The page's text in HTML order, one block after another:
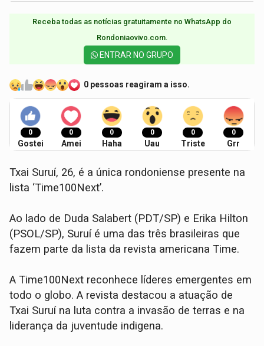
Receba todas as notícias gratuitamente no WhatsApp do
Rondoniaovivo.com.​
ENTRAR NO GRUPO
0 pessoas reagiram a isso.
0
Gostei
0
Amei
0
Haha
0
Uau
0
Triste
0
Grr
Txai Suruí, 26, é a única rondoniense presente na
lista ‘Time100Next’.
Ao lado de Duda Salabert (PDT/SP) e Erika Hilton
(PSOL/SP), Suruí é uma das três brasileiras que
fazem parte da lista da revista americana Time.
A Time100Next reconhece líderes emergentes em
todo o globo. A revista destacou a atuação de
Txai Suruí na luta contra a invasão de terras e na
liderança da juventude indigena.